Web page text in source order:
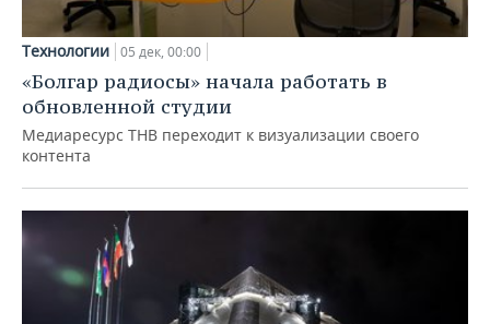
Технологии 05 дек, 00:00
«Болгар радиосы» начала работать в
обновленной студии
Медиаресурс ТНВ переходит к визуализации своего
контента